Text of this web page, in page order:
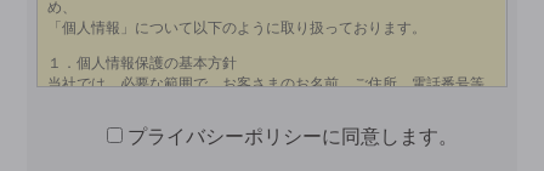
プライバシーポリシーに同意します。